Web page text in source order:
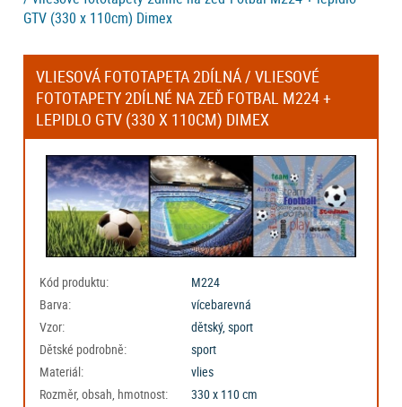
GTV (330 x 110cm) Dimex
VLIESOVÁ FOTOTAPETA 2DÍLNÁ / VLIESOVÉ
FOTOTAPETY 2DÍLNÉ NA ZEĎ FOTBAL M224 +
LEPIDLO GTV (330 X 110CM) DIMEX
Kód produktu:
M224
Barva:
vícebarevná
Vzor:
dětský, sport
Dětské podrobně:
sport
Materiál:
vlies
Rozměr, obsah, hmotnost:
330 x 110 cm